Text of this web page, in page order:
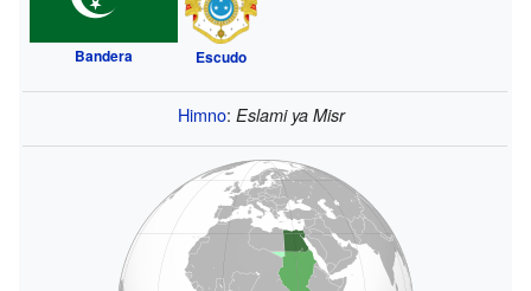
Bandera Escudo
Himno:Eslami ya Misr